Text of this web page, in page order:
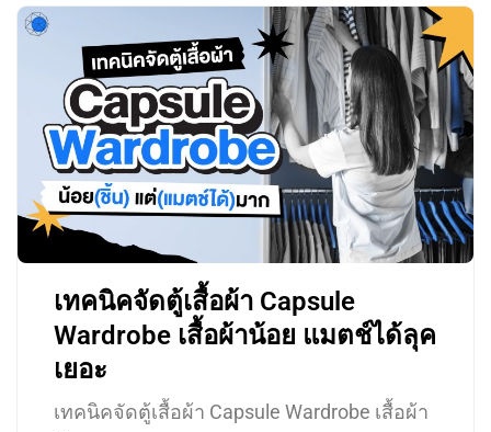
เทคนิคจัดตู้เสื้อผ้า Capsule
Wardrobe เสื้อผ้าน้อย แมตช์ได้ลุค
เยอะ
เทคนิคจัดตู้เสื้อผ้า Capsule Wardrobe เสื้อผ้า